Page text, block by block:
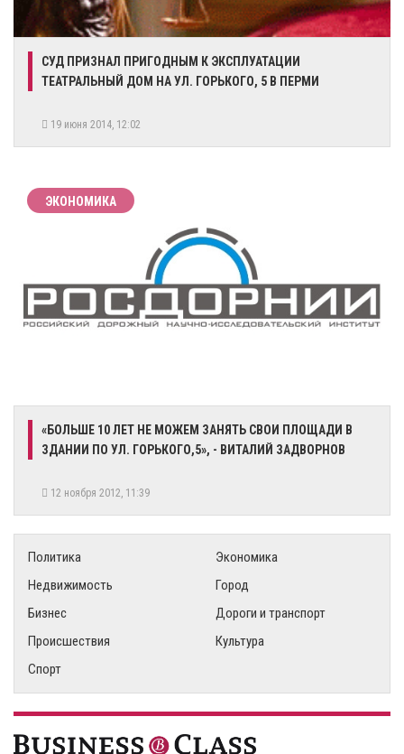
СУД ПРИЗНАЛ ПРИГОДНЫМ К ЭКСПЛУАТАЦИИ
ТЕАТРАЛЬНЫЙ ДОМ НА УЛ. ГОРЬКОГО, 5 В ПЕРМИ
19 июня 2014, 12:02
ЭКОНОМИКА
«БОЛЬШЕ 10 ЛЕТ НЕ МОЖЕМ ЗАНЯТЬ СВОИ ПЛОЩАДИ В
ЗДАНИИ ПО УЛ. ГОРЬКОГО,5», - ВИТАЛИЙ ЗАДВОРНОВ
12 ноября 2012, 11:39
Политика
Экономика
Недвижимость
Город
Бизнес
Дороги и транспорт
Происшествия
Культура
Спорт